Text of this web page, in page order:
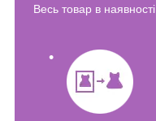
Весь товар в наявності